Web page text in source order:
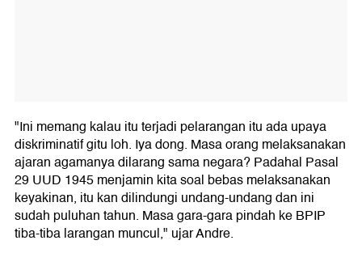
"Ini memang kalau itu terjadi pelarangan itu ada upaya
diskriminatif gitu loh. Iya dong. Masa orang melaksanakan
ajaran agamanya dilarang sama negara? Padahal Pasal
29 UUD 1945 menjamin kita soal bebas melaksanakan
keyakinan, itu kan dilindungi undang-undang dan ini
sudah puluhan tahun. Masa gara-gara pindah ke BPIP
tiba-tiba larangan muncul," ujar Andre.